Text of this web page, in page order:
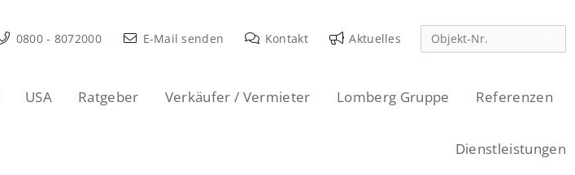
0800 - 8072000 E-Mail senden Kontakt Aktuelles
USA Ratgeber Verkäufer / Vermieter Lomberg Gruppe Referenzen
Dienstleistungen